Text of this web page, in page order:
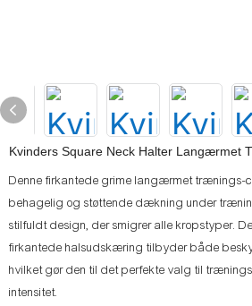
Kvinders Square Neck Halter Langærmet
Denne firkantede grime langærmet trænings-
behagelig og støttende dækning under
stilfuldt design, der smigrer alle kropstyper.
firkantede halsudskæring tilbyder både
hvilket gør den til det perfekte valg til
intensitet.